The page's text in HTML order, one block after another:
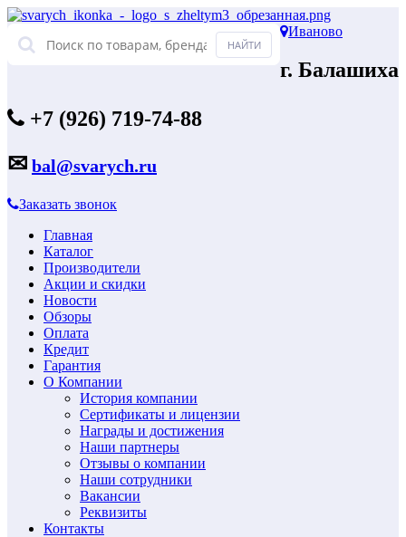
Иваново
г. Балашиха
+7 (926) 719-74-88
✉ bal@svarych.ru
Заказать звонок
Главная
Каталог
Производители
Акции и скидки
Новости
Обзоры
Оплата
Кредит
Гарантия
О Компании
История компании
Сертификаты и лицензии
Награды и достижения
Наши партнеры
Отзывы о компании
Наши сотрудники
Вакансии
Реквизиты
Контакты